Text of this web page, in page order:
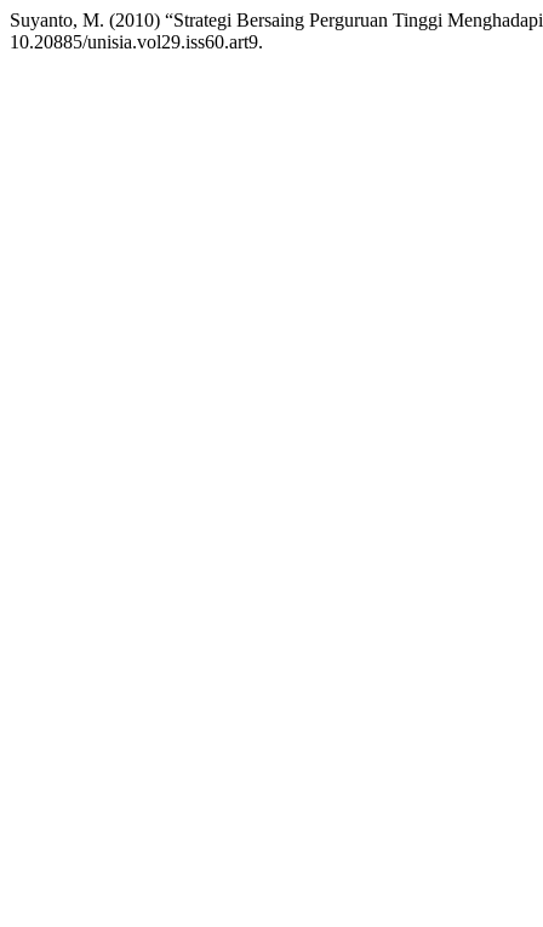
Suyanto, M. (2010) “Strategi Bersaing Perguruan Tinggi
10.20885/unisia.vol29.iss60.art9.